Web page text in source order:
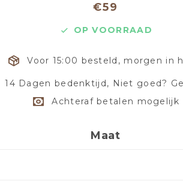
€59
OP VOORRAAD
Voor 15:00 besteld, morgen in
14 Dagen bedenktijd, Niet goed?
Achteraf betalen mogelijk
Maat